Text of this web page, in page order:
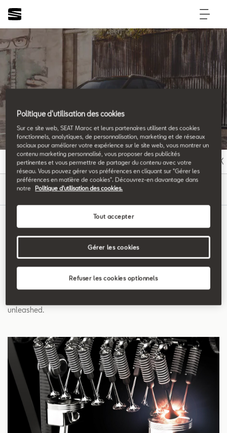
All the details.
B C D E F G H I K
Search
Power
unleashed.
Politique d'utilisation des cookies
Sur ce site web, SEAT Maroc et leurs partenaires utilisent des cookies
fonctionnels, analytiques, de personnalisation, marketing et de réseaux
sociaux pour améliorer votre expérience sur le site web, vous montrer un
contenu marketing personnalisé, vous proposer des publicités
pertinentes et vous permettre de partager du contenu avec votre
réseau. Vous pouvez gérer vos préférences en cliquant sur "Gérer les
préférences en matière de cookies". Découvrez-en davantage dans
notre
Politique d'utilisation des cookies.
Refuser les cookies optionnels
Tout accepter
Gérer les cookies